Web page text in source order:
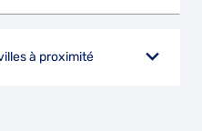
à proximité